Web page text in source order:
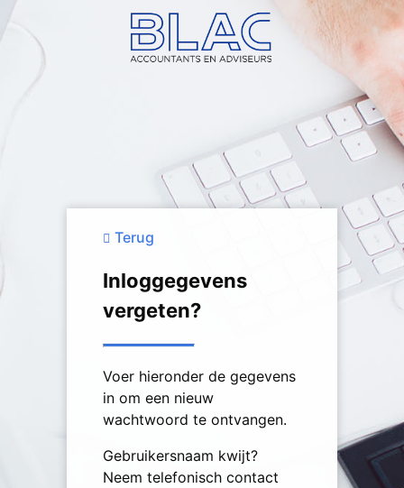
Terug
Inloggegevens
vergeten?
Voer hieronder de gegevens
in om een nieuw
wachtwoord te ontvangen.
Gebruikersnaam kwijt?
Neem telefonisch contact